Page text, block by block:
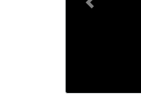
Previous